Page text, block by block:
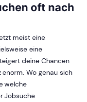
oft nach
meist eine
eine
deine Chancen
Wo genau sich
welche
Jobsuche